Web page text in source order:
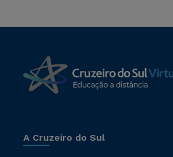
A Cruzeiro do Sul